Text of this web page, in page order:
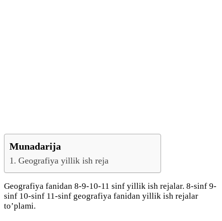
Munadarija
Geografiya yillik ish reja
Geografiya fanidan 8-9-10-11 sinf yillik ish rejalar. 8-sinf 9-
sinf 10-sinf 11-sinf geografiya fanidan yillik ish rejalar
to’plami.